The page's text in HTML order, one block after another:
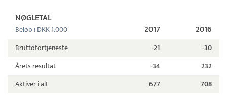
NØGLETAL
Beløb i DKK 1.000 2017 2016
Bruttofortjeneste -21
-30
Årets resultat
-34
232
Aktiver i alt
677
708